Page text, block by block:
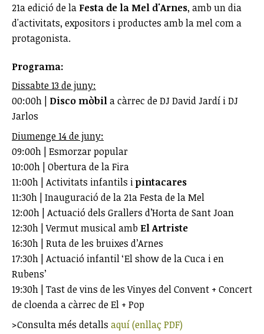
21a edició de la Festa de la Mel d'Arnes, amb un dia
d'activitats, expositors i productes amb la mel com a
protagonista.
Programa:
Dissabte 13 de juny:
00:00h | Disco mòbila càrrec de DJ David Jardí i DJ
Jarlos
Diumenge 14 de juny:
09:00h | Esmorzar popular
10:00h | Obertura de la Fira
11:00h | Activitats infantils ipintacares
11:30h | Inauguració de la 21a Festa de la Mel
12:00h | Actuació dels Grallers d’Horta de Sant Joan
12:30h | Vermut musical amb El Artriste
16:30h | Ruta de les bruixes d’Arnes
17:30h | Actuació infantil ‘El show de la Cuca i en
Rubens’
19:30h | Tast de vins de les Vinyes del Convent + Concert
de cloenda a càrrec de El + Pop
>Consulta més detalls aquí (enllaç PDF)